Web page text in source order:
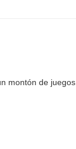
montón de juegos